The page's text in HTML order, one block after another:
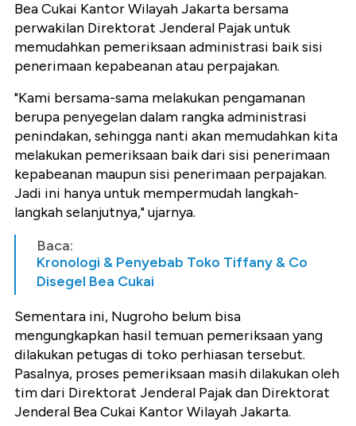
Bea Cukai Kantor Wilayah Jakarta bersama
perwakilan Direktorat Jenderal Pajak untuk
memudahkan pemeriksaan administrasi baik sisi
penerimaan kepabeanan atau perpajakan.
"Kami bersama-sama melakukan pengamanan
berupa penyegelan dalam rangka administrasi
penindakan, sehingga nanti akan memudahkan kita
melakukan pemeriksaan baik dari sisi penerimaan
kepabeanan maupun sisi penerimaan perpajakan.
Jadi ini hanya untuk mempermudah langkah-
langkah selanjutnya," ujarnya.
Baca:
Kronologi & Penyebab Toko Tiffany & Co
Disegel Bea Cukai
Sementara ini, Nugroho belum bisa
mengungkapkan hasil temuan pemeriksaan yang
dilakukan petugas di toko perhiasan tersebut.
Pasalnya, proses pemeriksaan masih dilakukan oleh
tim dari Direktorat Jenderal Pajak dan Direktorat
Jenderal Bea Cukai Kantor Wilayah Jakarta.